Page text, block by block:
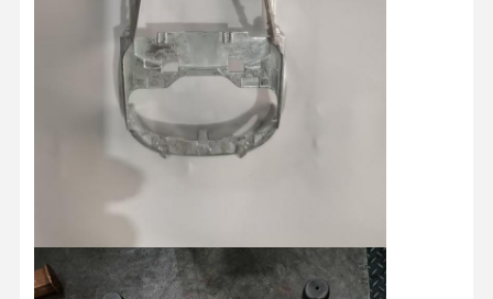
Converse
Agora
Molde de injeção de plástico
Molde de Injeção Doméstico